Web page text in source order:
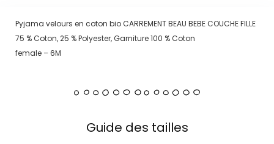
Pyjama velours en coton bio CARREMENT BEAU BEBE COUCHE FILLE
75 % Coton, 25 % Polyester, Garniture 100 % Coton
female – 6M
Guide des tailles